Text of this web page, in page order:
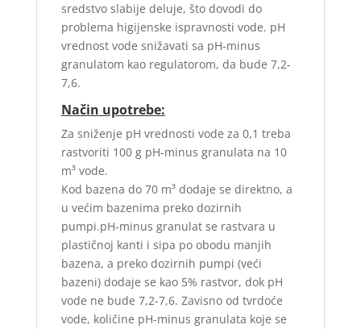
sredstvo slabije deluje, što dovodi do
problema higijenske ispravnosti vode. pH
vrednost vode snižavati sa pH-minus
granulatom kao regulatorom, da bude 7,2-
7,6.
Način upotrebe:
Za sniženje pH vrednosti vode za 0,1 treba
rastvoriti 100 g pH-minus granulata na 10
m³ vode.
Kod bazena do 70 m³ dodaje se direktno, a
u većim bazenima preko dozirnih
pumpi.pH-minus granulat se rastvara u
plastičnoj kanti i sipa po obodu manjih
bazena, a preko dozirnih pumpi (veći
bazeni) dodaje se kao 5% rastvor, dok pH
vode ne bude 7,2-7,6. Zavisno od tvrdoće
vode, količine pH-minus granulata koje se